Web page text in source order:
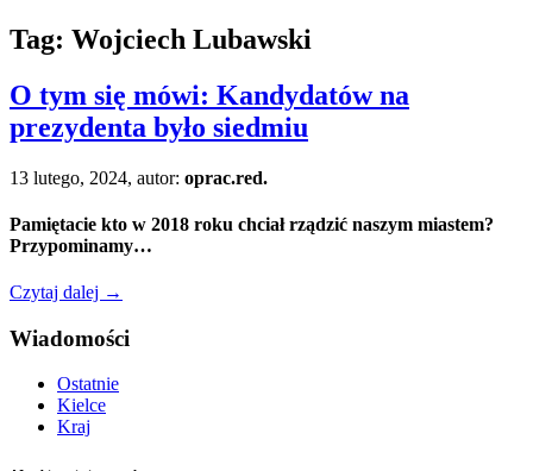
Tag: Wojciech Lubawski
O tym się mówi: Kandydatów na
prezydenta było siedmiu
13 lutego, 2024, autor: oprac.red.
Pamiętacie kto w 2018 roku chciał rządzić naszym miastem?
Przypominamy…
Czytaj dalej →
Wiadomości
Ostatnie
Kielce
Kraj